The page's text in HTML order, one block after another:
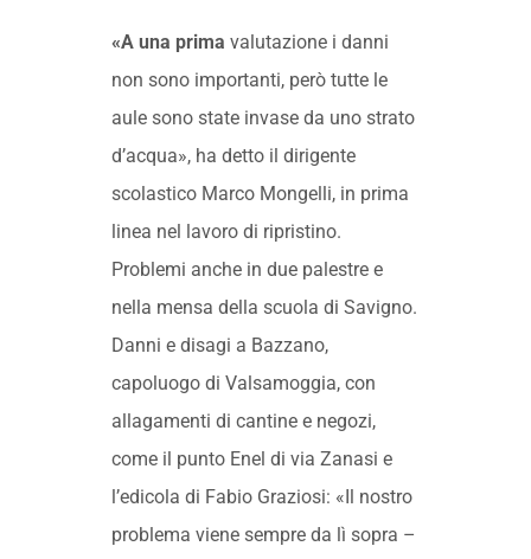
«A una prima valutazione i danni
non sono importanti, però tutte le
aule sono state invase da uno strato
d’acqua», ha detto il dirigente
scolastico Marco Mongelli, in prima
linea nel lavoro di ripristino.
Problemi anche in due palestre e
nella mensa della scuola di Savigno.
Danni e disagi a Bazzano,
capoluogo di Valsamoggia, con
allagamenti di cantine e negozi,
come il punto Enel di via Zanasi e
l’edicola di Fabio Graziosi: «Il nostro
problema viene sempre da lì sopra –